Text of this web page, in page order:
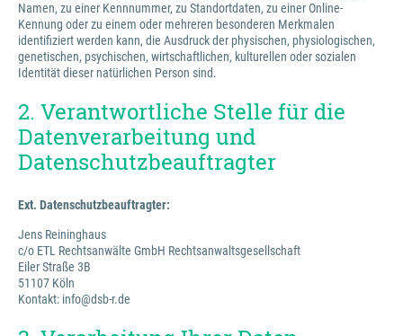
Namen, zu einer Kennnummer, zu Standortdaten, zu einer Online-
Kennung oder zu einem oder mehreren besonderen Merkmalen
identifiziert werden kann, die Ausdruck der physischen, physiologischen,
genetischen, psychischen, wirtschaftlichen, kulturellen oder sozialen
Identität dieser natürlichen Person sind.
2. Verantwortliche Stelle für die
Datenverarbeitung und
Datenschutzbeauftragter
Ext. Datenschutzbeauftragter:
Jens Reininghaus
c/o ETL Rechtsanwälte GmbH Rechtsanwaltsgesellschaft
Eiler Straße 3B
51107 Köln
Kontakt: info@dsb-r.de